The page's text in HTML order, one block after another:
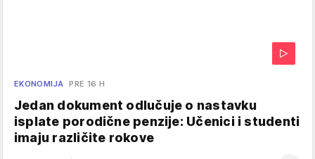
EKONOMIJA PRE 16 H
Jedan dokument odlučuje o nastavku
isplate porodične penzije: Učenici i studenti
imaju različite rokove